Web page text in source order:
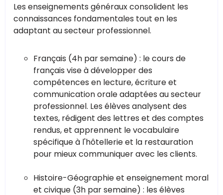
Les enseignements généraux consolident les
connaissances fondamentales tout en les
adaptant au secteur professionnel.
Français (4h par semaine) : le cours de
français vise à développer des
compétences en lecture, écriture et
communication orale adaptées au secteur
professionnel. Les élèves analysent des
textes, rédigent des lettres et des comptes
rendus, et apprennent le vocabulaire
spécifique à l'hôtellerie et la restauration
pour mieux communiquer avec les clients.
Histoire-Géographie et enseignement moral
et civique (3h par semaine) : les élèves